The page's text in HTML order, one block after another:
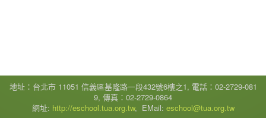
地址：台北市 11051 信義區基隆路一段432號6樓之1, 電話：02-2729-081
9, 傳真：02-2729-0864
網址: http://eschool.tua.org.tw, EMail: eschool@tua.org.tw